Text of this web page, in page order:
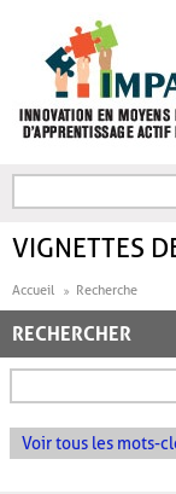
FORMULAIRE DE
VIGNETTES
Accueil Recherche
RECHERCHER
Voir tous les mots-